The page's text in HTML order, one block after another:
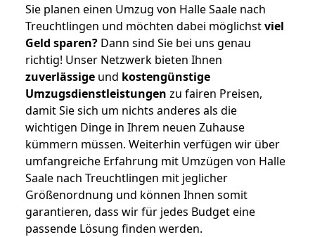
Sie planen einen Umzug von Halle Saale nach
Treuchtlingen und möchten dabei möglichstviel
Geld sparen? Dann sind Sie bei uns genau
richtig! Unser Netzwerk bieten Ihnen
zuverlässige und kostengünstige
Umzugsdienstleistungen zu fairen Preisen,
damit Sie sich um nichts anderes als die
wichtigen Dinge in Ihrem neuen Zuhause
kümmern müssen. Weiterhin verfügen wir über
umfangreiche Erfahrung mit Umzügen von Halle
Saale nach Treuchtlingen mit jeglicher
Größenordnung und können Ihnen somit
garantieren, dass wir für jedes Budget eine
passende Lösung finden werden.